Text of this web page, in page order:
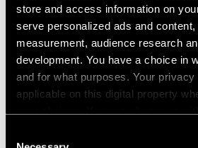
store and access information on
serve personalized ads and
measurement, audience research
development. You have a choice in
and for what purposes. Your
applicable on this digital property
the Privacy trigger icon.